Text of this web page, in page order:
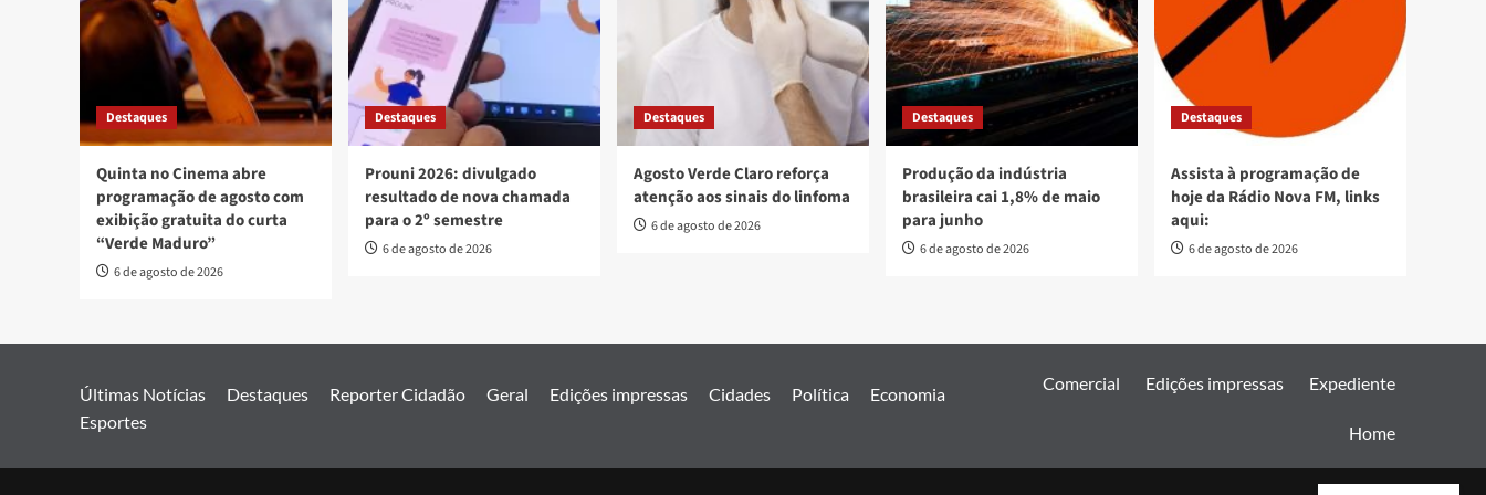
Destaques
Quinta no Cinema abre
programação de agosto com
exibição gratuita do curta
“Verde Maduro”
6 de agosto de 2026
Destaques
Prouni 2026: divulgado
resultado de nova chamada
para o 2º semestre
6 de agosto de 2026
Destaques
Agosto Verde Claro reforça
atenção aos sinais do linfoma
6 de agosto de 2026
Destaques
Produção da indústria
brasileira cai 1,8% de maio
para junho
6 de agosto de 2026
Destaques
Assista à programação de
hoje da Rádio Nova FM, links
aqui:
6 de agosto de 2026
Últimas Notícias Destaques Reporter Cidadão Geral Edições impressas Cidades Política
Economia
Esportes
Comercial Edições impressas Expediente
Home